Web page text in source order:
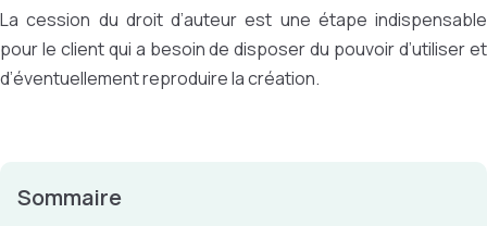
La cession du droit d’auteur est une étape indispensable
pour le client qui a besoin de disposer du pouvoir d’utiliser et
d’éventuellement reproduire la création.
Sommaire